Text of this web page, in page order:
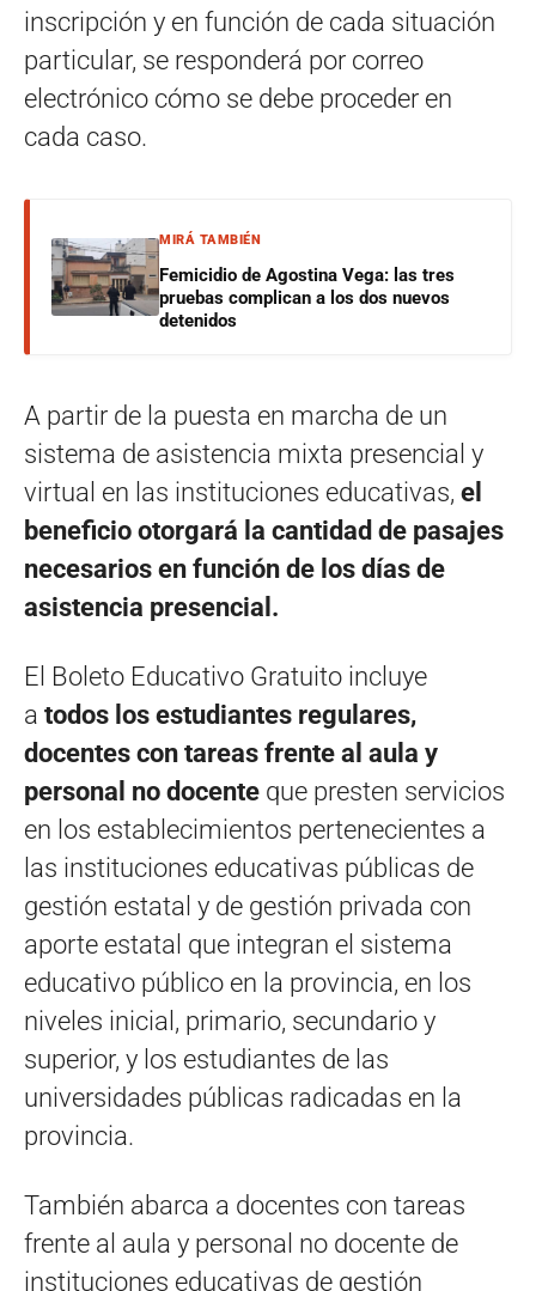
inscripción y en función de cada situación
particular, se responderá por correo
electrónico cómo se debe proceder en
cada caso.
MIRÁ TAMBIÉN
Femicidio de Agostina Vega: las tres
pruebas complican a los dos nuevos
detenidos
A partir de la puesta en marcha de un
sistema de asistencia mixta presencial y
virtual en las instituciones educativas, el
beneficio otorgará la cantidad de pasajes
necesarios en función de los días de
asistencia presencial.
El Boleto Educativo Gratuito incluye
a todos los estudiantes regulares,
docentes con tareas frente al aula y
personal no docente que presten servicios
en los establecimientos pertenecientes a
las instituciones educativas públicas de
gestión estatal y de gestión privada con
aporte estatal que integran el sistema
educativo público en la provincia, en los
niveles inicial, primario, secundario y
superior, y los estudiantes de las
universidades públicas radicadas en la
provincia.
También abarca a docentes con tareas
frente al aula y personal no docente de
instituciones educativas de gestión